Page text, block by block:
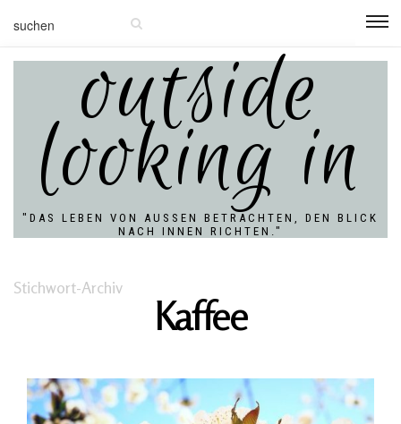
outside
looking in
"DAS LEBEN VON AUSSEN BETRACHTEN, DEN BLICK N
ACH INNEN RICHTEN."
Stichwort-Archiv
Kaffee